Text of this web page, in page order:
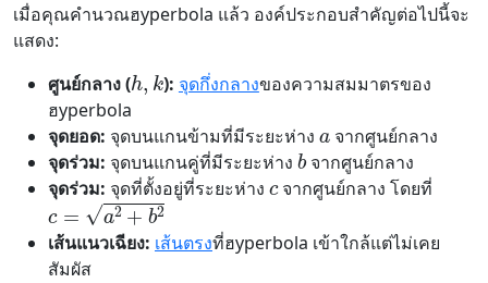
เมื่อคุณคำนวณฮyperbola แล้ว องค์ประกอบสำคัญต่อไปนี้จะ
แสดง:
ศูนย์กลาง (
h k
): จุดกึ่งกลางของความสมมาตรของ
ฮyperbola
จุดยอด: จุดบนแกนข้ามที่มีระยะห่าง
จากศูนย์กลาง
จุดร่วม: จุดบนแกนคู่ที่มีระยะห่าง
b
จากศูนย์กลาง
จุดร่วม: จุดที่ตั้งอยู่ที่ระยะห่าง
c
จากศูนย์กลาง โดยที่
c=a2+b2
เส้นแนวเฉียง: เส้นตรงที่ฮyperbola เข้าใกล้แต่ไม่เคย
สัมผัส